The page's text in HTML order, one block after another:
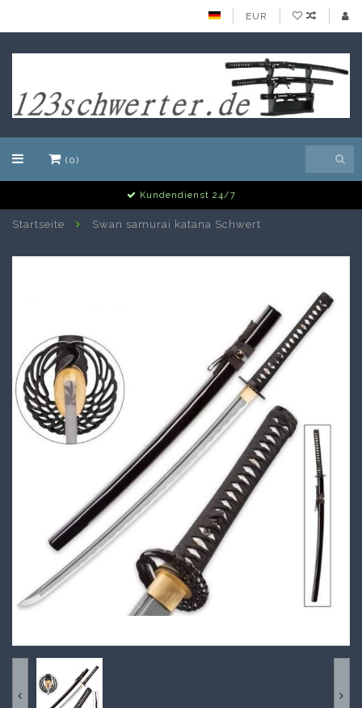
EUR
(0)
Alle Schwerter auf Lager
Startseite Swan samurai katana Schwert